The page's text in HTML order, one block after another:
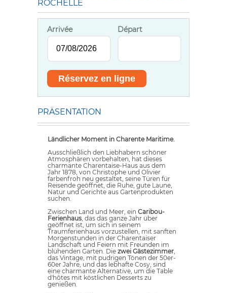
OCHELLE
Arrivée Départ
PRÄSENTATION
Ländlicher Moment in Charente Maritime.
Ausschließlich den Liebhabern schöner
Atmosphären vorbehalten, hat dieses
charmante Charentaise-Haus aus dem
Jahr 1878, von Christophe und Olivier
farbenfroh neu gestaltet, seine Türen für
Reisende geöffnet, die Ruhe, gute Laune,
Natur und Gerichte aus Gartenprodukten
suchen.
Zwischen Land und Meer, ein Caribou-
Ferienhaus, das das ganze Jahr über
geöffnet ist, um sich in seinem
Traumferienhaus vorzustellen, mit sanften
Morgenstunden in der Charentaiser
Landschaft und Feiern mit Freunden im
blühenden Garten. Die zwei Gästezimmer,
das Vintage, mit pudrigen Tönen der 50er-
60er Jahre, und das lebhafte Cosy, sind
eine charmante Alternative, um die Table
d'hôtes mit köstlichen Desserts zu
genießen.